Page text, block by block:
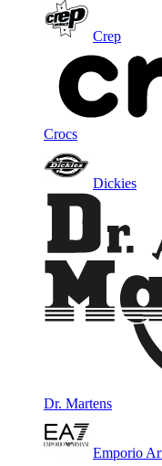
Crep
Crocs
Dickies
Dr. Martens
Emporio